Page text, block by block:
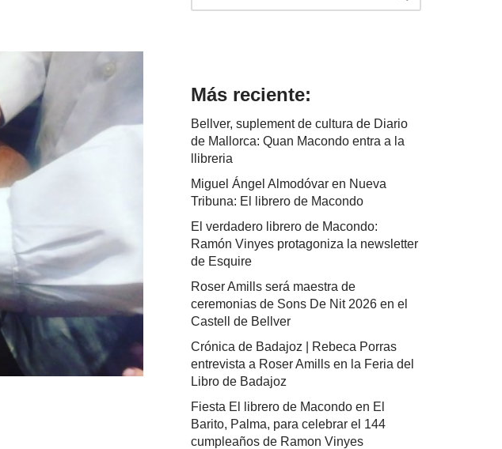
Más reciente:
Bellver, suplement de cultura de Diario
de Mallorca: Quan Macondo entra a la
llibreria
Miguel Ángel Almodóvar en Nueva
Tribuna: El librero de Macondo
El verdadero librero de Macondo:
Ramón Vinyes protagoniza la newsletter
de Esquire
Roser Amills será maestra de
ceremonias de Sons De Nit 2026 en el
Castell de Bellver
Crónica de Badajoz | Rebeca Porras
entrevista a Roser Amills en la Feria del
Libro de Badajoz
Fiesta El librero de Macondo en El
Barito, Palma, para celebrar el 144
cumpleaños de Ramon Vinyes